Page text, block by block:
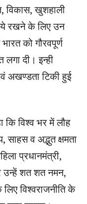
विकास, खुशहाली
रखने के लिए उन
को गौरवपूर्ण
दी। इन्ही
अखण्डता टिकी हुई
कि विश्व भर में लौह
साहस व अद्भुत क्षमता
प्रधानमंत्री,
उन्हें शत शत नमन,
विश्वराजनीति के